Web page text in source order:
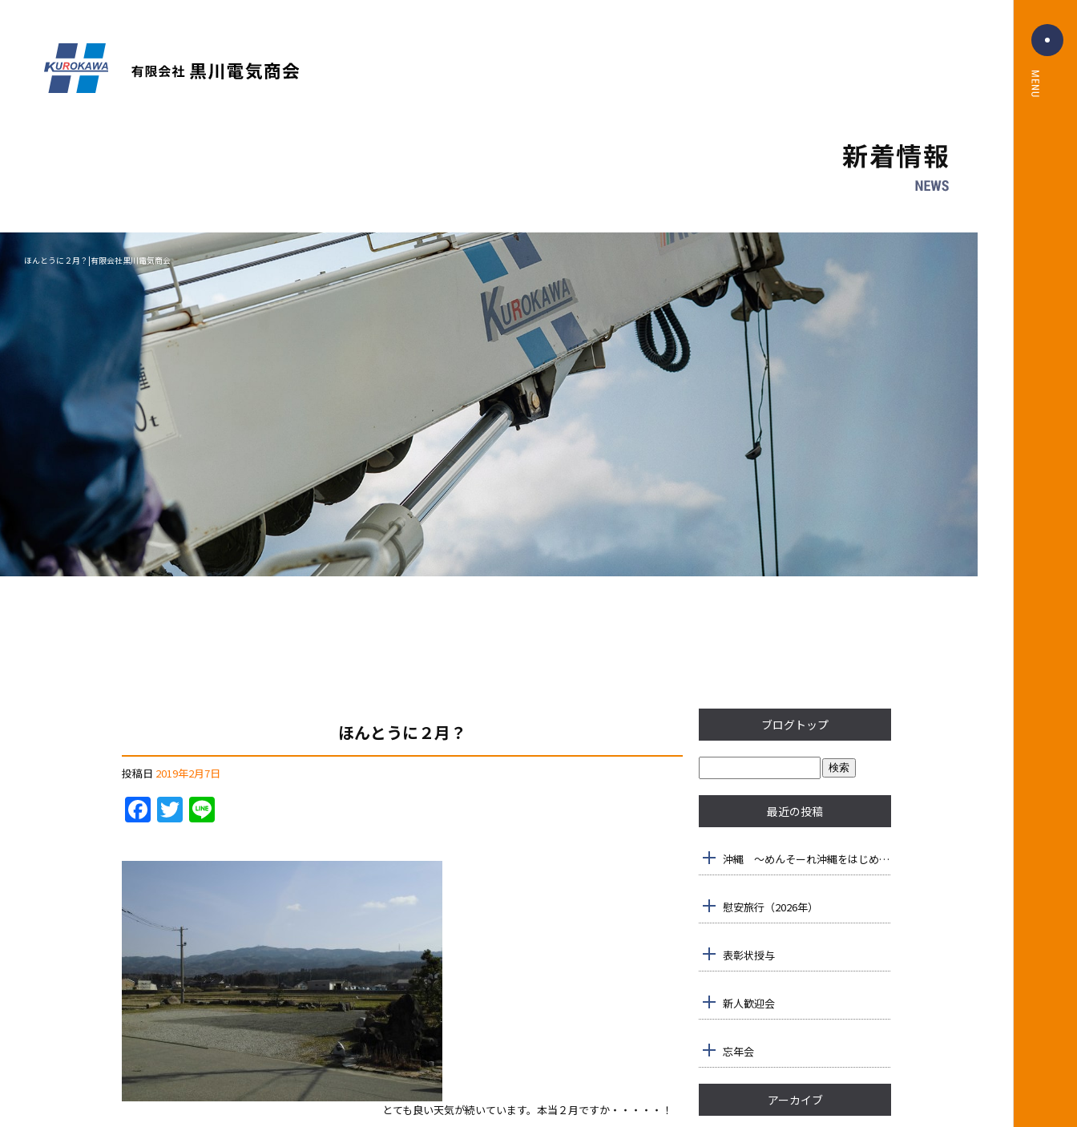
ほんとうに２月？|有限会社黒川電気商会
ほんとうに２月？
投稿日 2019年2月7日
F
a
c
o
o
k
T
w
itte
とても良い天気が続いています。本当２月ですか・・・・・！
ブログトップ
最近の投稿
沖縄 ～めんそーれ沖縄をはじめました！～ （1日目 2月27日）
慰安旅行（2026年）
表彰状授与
新人歓迎会
忘年会
アーカイブ